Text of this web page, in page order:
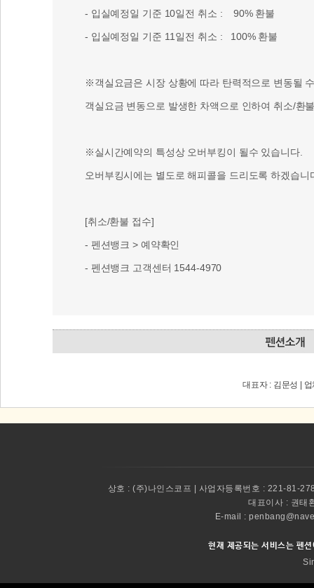
- 입실예정일 기준 10일전 취소 : 90% 환불
- 입실예정일 기준 11일전 취소 : 100% 환불
※객실요금은 시장 상황에 따라 탄력적으로 변동될
객실요금 변동으로 발생한 차액으로 인하여 취소/환
※실시간예약의 특성상 오버부킹이 될수 있습니다.
오버부킹시에는 별도로 해피콜을 드리도록 하겠습니
[취소/환불 접수]
- 펜션뱅크 > 예약확인
- 펜션뱅크 고객센터 1544-4970
대표자 : 김문성 |
상호 : (주)나인스코프 | 사업자등록번호 : 221-81-
대표이사 : 권태
E-mail :
현재 제공되는 서비스는 펜